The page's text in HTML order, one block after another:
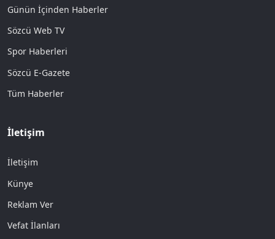
Günün İçinden Haberler
Sözcü Web TV
Spor Haberleri
Sözcü E-Gazete
Tüm Haberler
İletişim
İletişim
Künye
Reklam Ver
Vefat İlanları